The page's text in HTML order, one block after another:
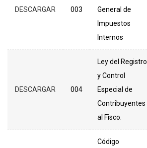
DESCARGAR 003
General de
Impuestos
Internos
DESCARGAR 004
Ley del Registro
y Control
Especial de
Contribuyentes
al Fisco.
Código